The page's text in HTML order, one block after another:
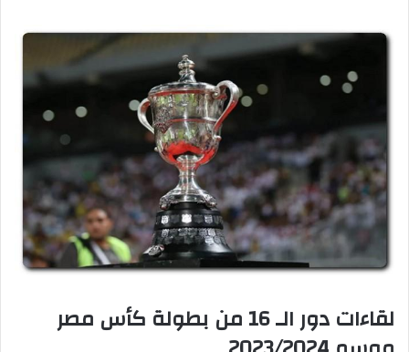
لقاءات دور الـ 16 من بطولة كأس مصر